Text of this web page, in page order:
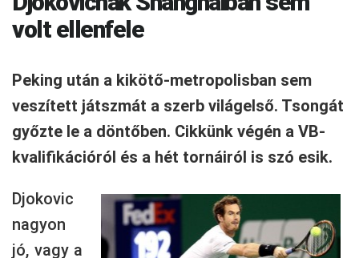
volt ellenfele
Peking után a kikötő-metropolisban sem
veszített játszmát a szerb világelső. Tsongát
győzte le a döntőben. Cikkünk végén a VB-
kvalifikációról és a hét tornáiról is szó esik.
Djokovic
nagyon
jó, vagy a